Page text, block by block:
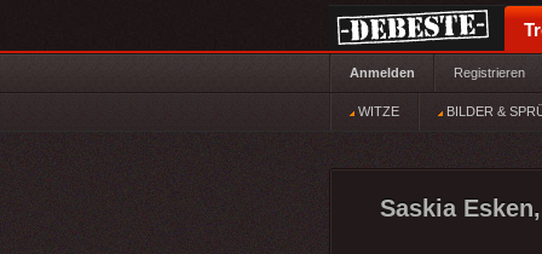
Anmelden Registrieren
WITZE BILDER &
Saskia